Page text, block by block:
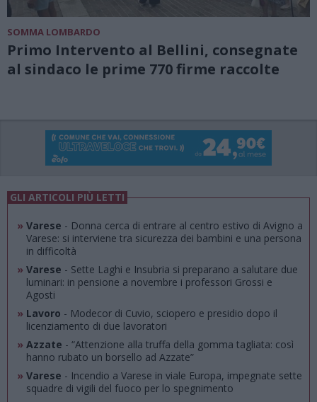
SOMMA LOMBARDO
Primo Intervento al Bellini, consegnate
al sindaco le prime 770 firme raccolte
GLI ARTICOLI PIÙ LETTI
» Varese - Donna cerca di entrare al centro estivo di Avigno a
Varese: si interviene tra sicurezza dei bambini e una persona
in difficoltà
» Varese - Sette Laghi e Insubria si preparano a salutare due
luminari: in pensione a novembre i professori Grossi e
Agosti
» Lavoro - Modecor di Cuvio, sciopero e presidio dopo il
licenziamento di due lavoratori
» Azzate - “Attenzione alla truffa della gomma tagliata: così
hanno rubato un borsello ad Azzate”
» Varese - Incendio a Varese in viale Europa, impegnate sette
squadre di vigili del fuoco per lo spegnimento